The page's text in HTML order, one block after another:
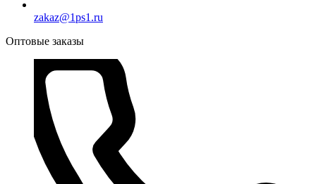
zakaz@1ps1.ru
Оптовые заказы